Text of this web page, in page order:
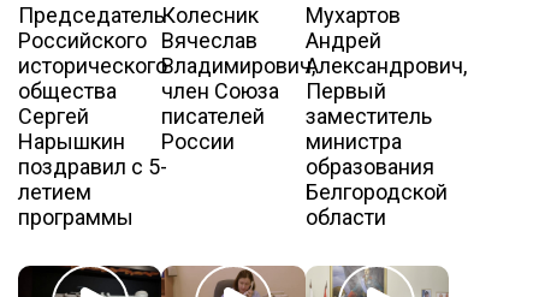
Председатель
Российского
исторического
общества
Сергей
Нарышкин
поздравил с 5-
летием
программы
Колесник
Вячеслав
Владимирович,
член Союза
писателей
России
Мухартов
Андрей
Александрович,
Первый
заместитель
министра
образования
Белгородской
области